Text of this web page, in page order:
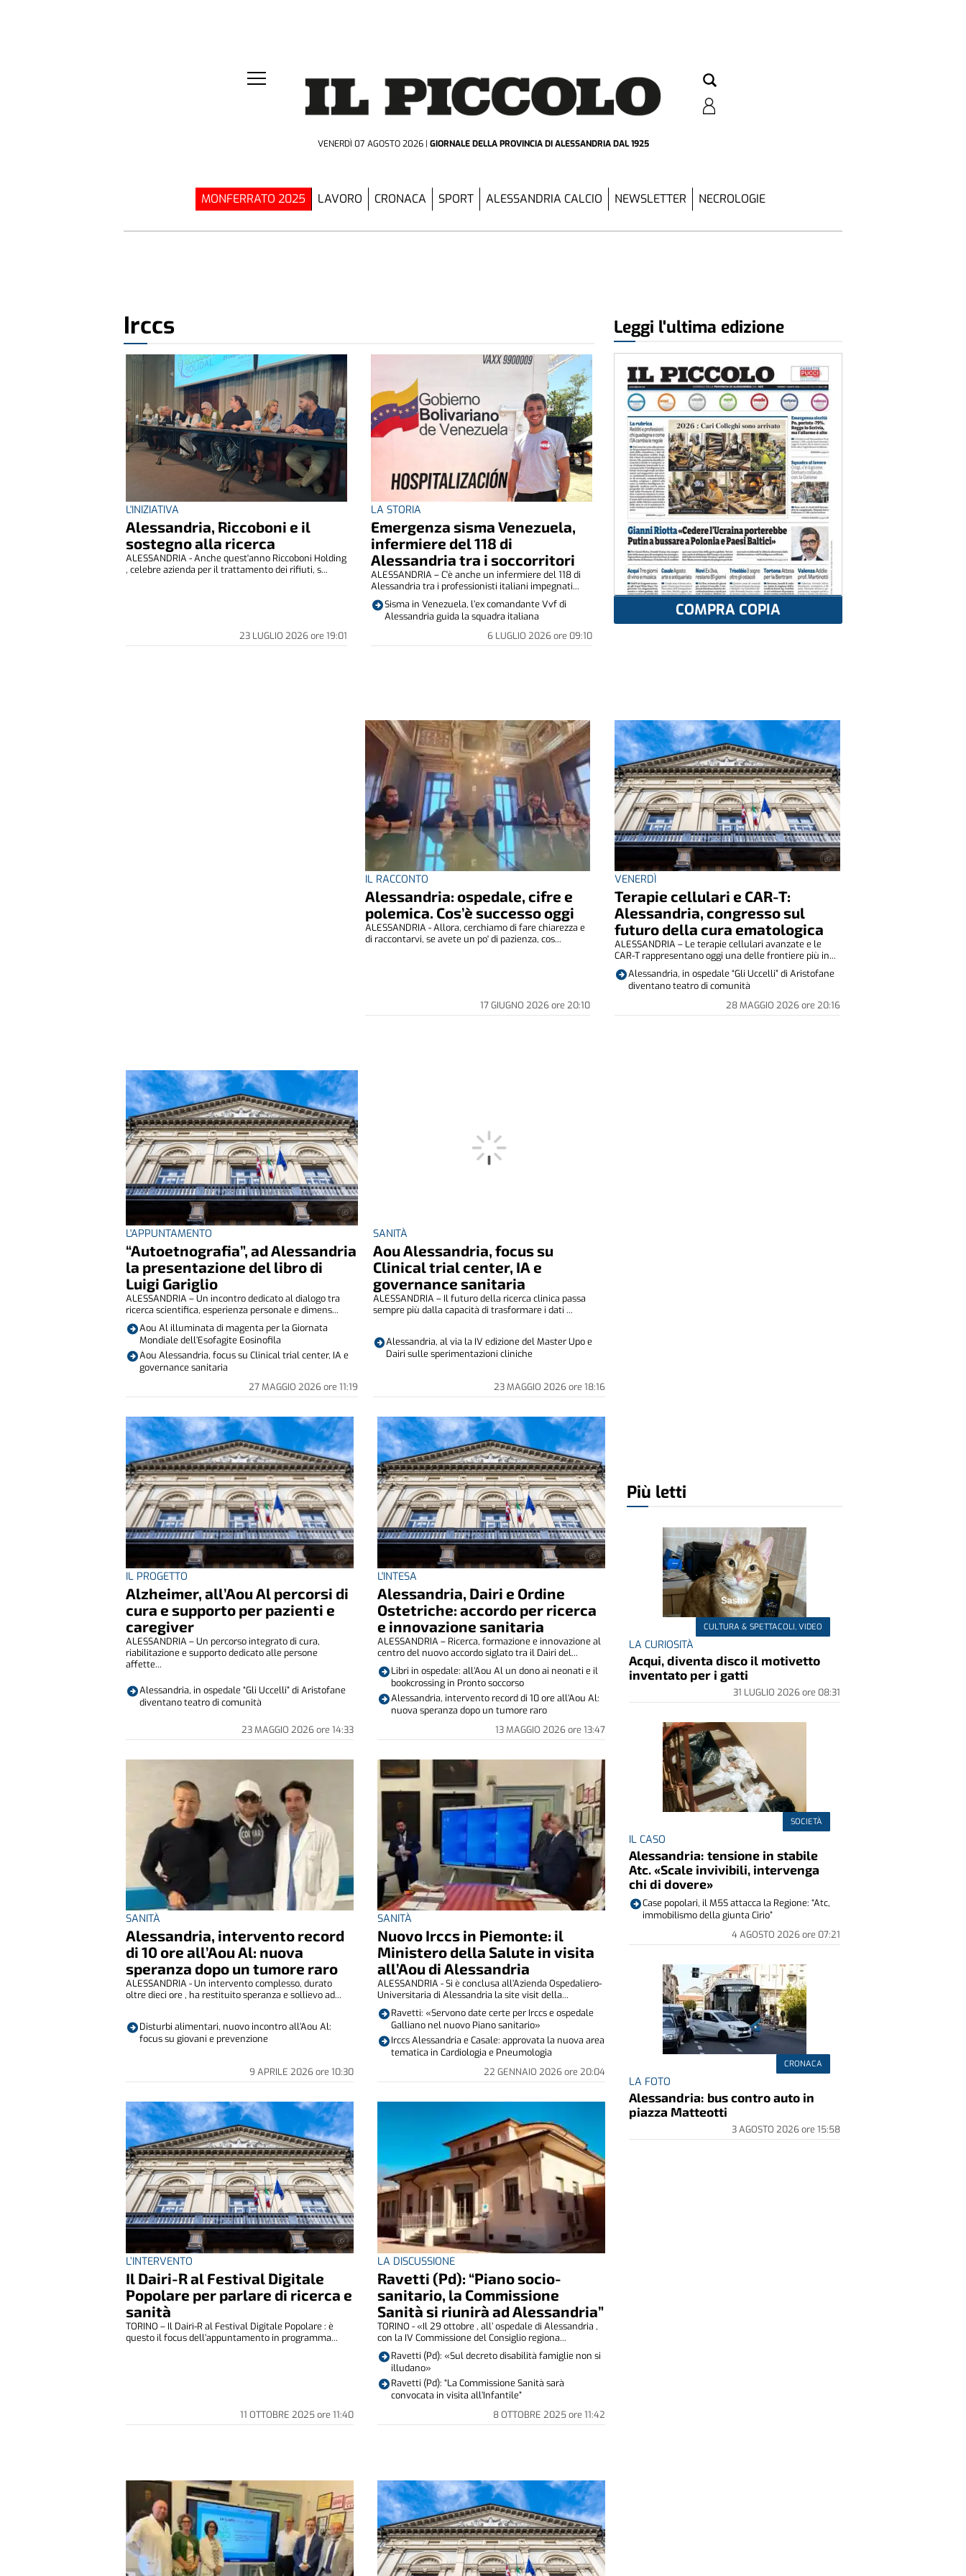
VENERDÌ 07 AGOSTO 2026 GIORNALE DELLA PROVINCIADI ALESSANDRIA DAL 1925
MONFERRATO 2025 LAVORO CRONACA SPORT ALESSANDRIA CALCIO NEWSLETTER NECROLOGIE
Irccs
L'INIZIATIVA
Alessandria, Riccoboni e il
sostegno alla ricerca
23 LUGLIO 2026ore 19:01
ALESSANDRIA - Anche quest'anno Riccoboni Holding
, celebre azienda per il trattamento dei rifiuti, s...
LA STORIA
Emergenza sisma Venezuela,
infermiere del 118 di
Alessandria tra i soccorritori
6 LUGLIO 2026ore 09:10
ALESSANDRIA – C'è anche un infermiere del 118 di
Alessandria tra i professionisti italiani impegnati...
Sisma in Venezuela, l’ex comandante Vvf di
Alessandria guida la squadra italiana
Leggi l'ultima edizione
COMPRA COPIA
IL RACCONTO
Alessandria: ospedale, cifre e
polemica. Cos’è successo oggi
17 GIUGNO 2026ore 20:10
ALESSANDRIA - Allora, cerchiamo di fare chiarezza e
di raccontarvi, se avete un po' di pazienza, cos...
VENERDÌ
Terapie cellulari e CAR-T:
Alessandria, congresso sul
futuro della cura ematologica
28 MAGGIO 2026ore 20:16
ALESSANDRIA – Le terapie cellulari avanzate e le
CAR-T rappresentano oggi una delle frontiere più in...
Alessandria, in ospedale “Gli Uccelli” di Aristofane
diventano teatro di comunità
L'APPUNTAMENTO
“Autoetnografia”, ad Alessandria
la presentazione del libro di
Luigi Gariglio
27 MAGGIO 2026ore 11:19
ALESSANDRIA – Un incontro dedicato al dialogo tra
ricerca scientifica, esperienza personale e dimens...
Aou Al illuminata di magenta per la Giornata
Mondiale dell’Esofagite Eosinofila
Aou Alessandria, focus su Clinical trial center, IA e
governance sanitaria
SANITÀ
Aou Alessandria, focus su
Clinical trial center, IA e
governance sanitaria
23 MAGGIO 2026ore 18:16
ALESSANDRIA – Il futuro della ricerca clinica passa
sempre più dalla capacità di trasformare i dati ...
Alessandria, al via la IV edizione del Master Upo e
Dairi sulle sperimentazioni cliniche
IL PROGETTO
Alzheimer, all’Aou Al percorsi di
cura e supporto per pazienti e
caregiver
23 MAGGIO 2026ore 14:33
ALESSANDRIA – Un percorso integrato di cura,
riabilitazione e supporto dedicato alle persone
affette...
Alessandria, in ospedale “Gli Uccelli” di Aristofane
diventano teatro di comunità
L'INTESA
Alessandria, Dairi e Ordine
Ostetriche: accordo per ricerca
e innovazione sanitaria
13 MAGGIO 2026ore 13:47
ALESSANDRIA – Ricerca, formazione e innovazione al
centro del nuovo accordo siglato tra il Dairi del...
Libri in ospedale: all’Aou Al un dono ai neonati e il
bookcrossing in Pronto soccorso
Alessandria, intervento record di 10 ore all’Aou Al:
nuova speranza dopo un tumore raro
SANITÀ
Alessandria, intervento record
di 10 ore all’Aou Al: nuova
speranza dopo un tumore raro
9 APRILE 2026ore 10:30
ALESSANDRIA - Un intervento complesso, durato
oltre dieci ore , ha restituito speranza e sollievo ad...
Disturbi alimentari, nuovo incontro all’Aou Al:
focus su giovani e prevenzione
SANITÀ
Nuovo Irccs in Piemonte: il
Ministero della Salute in visita
all’Aou di Alessandria
22 GENNAIO 2026ore 20:04
ALESSANDRIA - Si è conclusa all’Azienda Ospedaliero-
Universitaria di Alessandria la site visit della...
Ravetti: «Servono date certe per Irccs e ospedale
Galliano nel nuovo Piano sanitario»
Irccs Alessandria e Casale: approvata la nuova area
tematica in Cardiologia e Pneumologia
L’INTERVENTO
Il Dairi-R al Festival Digitale
Popolare per parlare di ricerca e
sanità
11 OTTOBRE 2025ore 11:40
TORINO – Il Dairi-R al Festival Digitale Popolare : è
questo il focus dell’appuntamento in programma...
LA DISCUSSIONE
Ravetti (Pd): “Piano socio-
sanitario, la Commissione
Sanità si riunirà ad Alessandria”
8 OTTOBRE 2025ore 11:42
TORINO - «Il 29 ottobre , all’ ospedale di Alessandria ,
con la IV Commissione del Consiglio regiona...
Ravetti (Pd): «Sul decreto disabilità famiglie non si
illudano»
Ravetti (Pd): “La Commissione Sanità sarà
convocata in visita all’Infantile”
Più letti
CULTURA & SPETTACOLI, VIDEO
LA CURIOSITÀ
Acqui, diventa disco il motivetto
inventato per i gatti
31 LUGLIO 2026ore 08:31
SOCIETÀ
IL CASO
Alessandria: tensione in stabile
Atc. «Scale invivibili, intervenga
chi di dovere»
4 AGOSTO 2026ore 07:21
Case popolari, il M5S attacca la Regione: “Atc,
immobilismo della giunta Cirio”
CRONACA
LA FOTO
Alessandria: bus contro auto in
piazza Matteotti
3 AGOSTO 2026ore 15:58